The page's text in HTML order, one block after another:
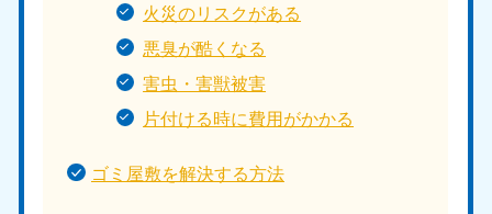
火災のリスクがある
悪臭が酷くなる
害虫・害獣被害
片付ける時に費用がかかる
ゴミ屋敷を解決する方法